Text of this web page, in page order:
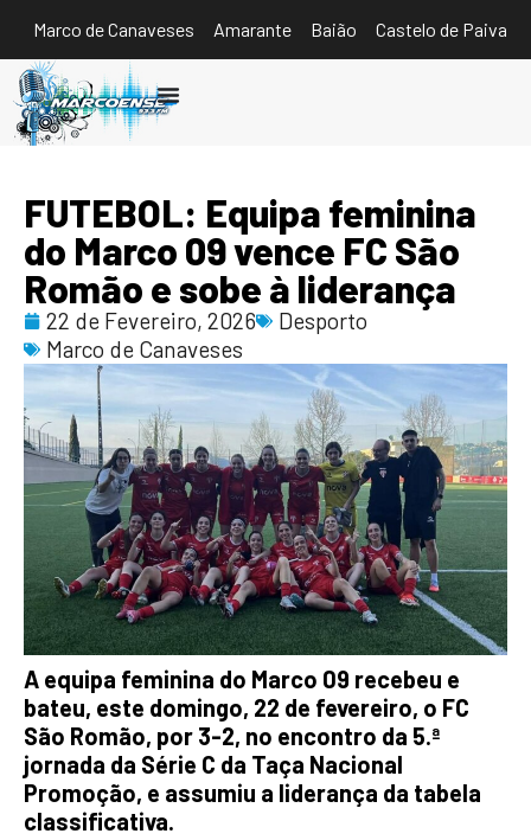
Marco de Canaveses Amarante Baião Castelo de Paiva
Ouvir
FUTEBOL: Equipa feminina
do Marco 09 vence FC São
Romão e sobe à liderança
22 de Fevereiro, 2026
Desporto
Marco de Canaveses
A equipa feminina do Marco 09 recebeu e
bateu, este domingo, 22 de fevereiro, o FC
São Romão, por 3-2, no encontro da 5.ª
jornada da Série C da Taça Nacional
Promoção, e assumiu a liderança da tabela
classificativa.